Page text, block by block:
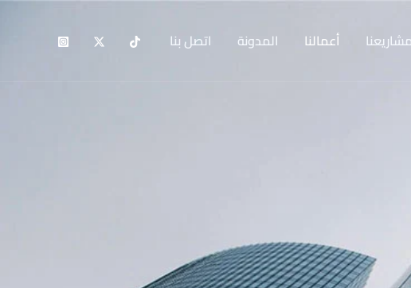
مشاريعنا أعمالنا المدونة اتصل بنا